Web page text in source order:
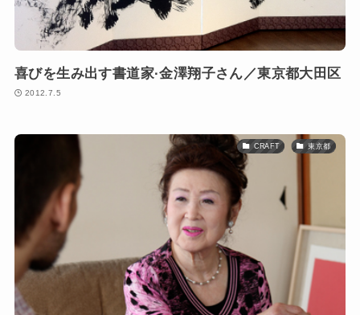
喜びを生み出す書道家·金澤翔子さん／東京都大田区
2012.7.5
CRAFT 東京都